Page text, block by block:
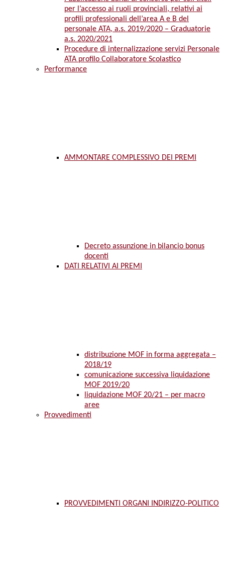
per l’accesso ai ruoli provinciali, relativi ai
profili professionali dell’area A e B del
personale ATA, a.s. 2019/2020 – Graduatorie
a.s. 2020/2021
Procedure di internalizzazione servizi Personale
ATA profilo Collaboratore Scolastico
Performance
AMMONTARE COMPLESSIVO DEI PREMI
Decreto assunzione in bilancio bonus
docenti
DATI RELATIVI AI PREMI
distribuzione MOF in forma aggregata –
2018/19
comunicazione successiva liquidazione
MOF 2019/20
liquidazione MOF 20/21 – per macro
aree
Provvedimenti
PROVVEDIMENTI ORGANI INDIRIZZO-POLITICO